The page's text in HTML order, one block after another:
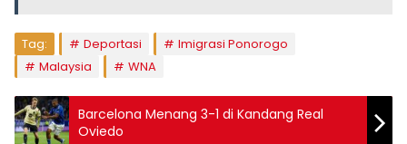
Tag: Deportasi
Imigrasi Ponorogo
Malaysia
WNA
Barcelona Menang 3-1 di Kandang Real
Oviedo